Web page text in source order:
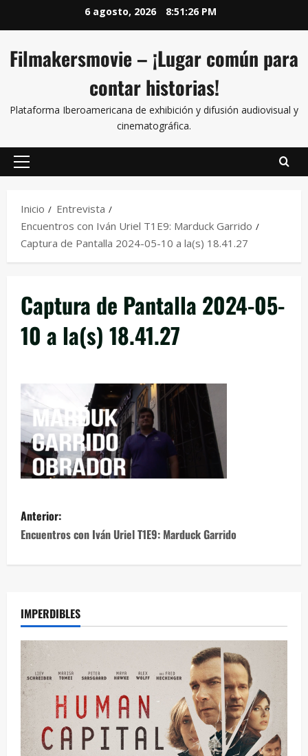
6 agosto, 2026 8:51:26 PM
Filmakersmovie – ¡Lugar común para
contar historias!
Plataforma Iberoamericana de exhibición y difusión audiovisual y
cinematográfica.
Inicio
Entrevista
Encuentros con Iván Uriel T1E9: Marduck Garrido
Captura de Pantalla 2024-05-10 a la(s) 18.41.27
Captura de Pantalla 2024-05-
10 a la(s) 18.41.27
Anterior:
Encuentros con Iván Uriel T1E9: Marduck Garrido
IMPERDIBLES